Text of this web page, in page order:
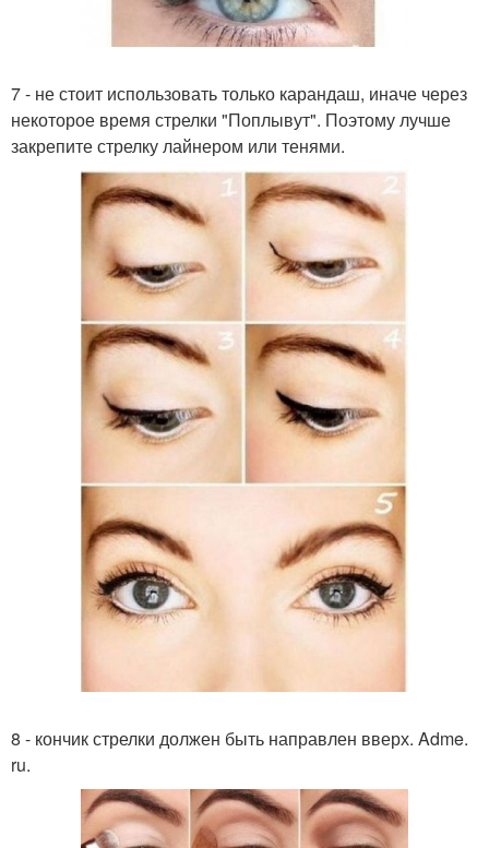
7 - не стоит использовать только карандаш, иначе через
некоторое время стрелки "Поплывут". Поэтому лучше
закрепите стрелку лайнером или тенями.
8 - кончик стрелки должен быть направлен вверх. Adme.
ru.